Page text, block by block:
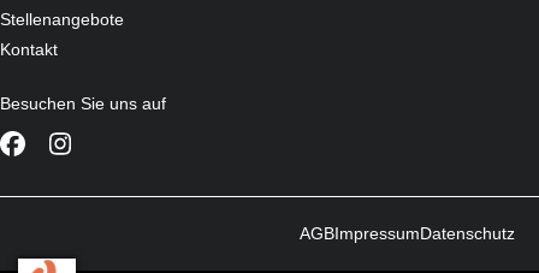
Stellenangebote
Kontakt
Besuchen Sie uns auf
AGBImpressumDatenschutz